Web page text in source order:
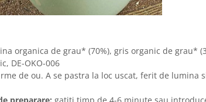
organica de grau* (70%), gris organic de grau*
DE-OKO-006
de ou. A se pastra la loc uscat, ferit de lumina